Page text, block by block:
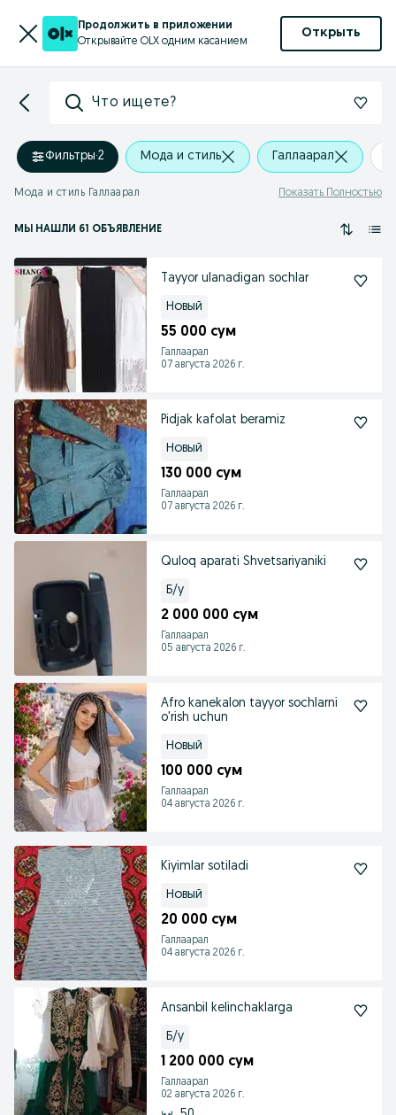
Продолжить в приложении
Открывайте OLX одним касанием
Открыть
Что ищете?
Фильтры·2 Мода и стиль Галлаарал
Мода и стиль Галлаарал Показать Полностью
МЫ НАШЛИ 61 ОБЪЯВЛЕНИЕ
Tayyor ulanadigan sochlar
Новый
55 000 сум
Галлаарал
07 августа 2026 г.
Pidjak kafolat beramiz
Новый
130 000 сум
Галлаарал
07 августа 2026 г.
Quloq aparati Shvetsariyaniki
Б/у
2 000 000 сум
Галлаарал
05 августа 2026 г.
Afro kanekalon tayyor sochlarni
o'rish uchun
Новый
100 000 сум
Галлаарал
04 августа 2026 г.
Kiyimlar sotiladi
Новый
20 000 сум
Галлаарал
04 августа 2026 г.
Ansanbil kelinchaklarga
Б/у
1 200 000 сум
Галлаарал
02 августа 2026 г.